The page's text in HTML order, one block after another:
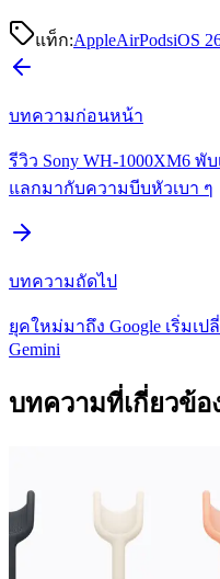
แท็ก:AppleAirPodsiOS
บทความก่อนหน้า
รีวิว Sony WH-1000XM6 พั
แลกมากับความบีบหัวเบา ๆ
บทความถัดไป
ยุคใหม่มาถึง Google เริ่มเป
Gemini
บทความที่เกี่ยวข้อ